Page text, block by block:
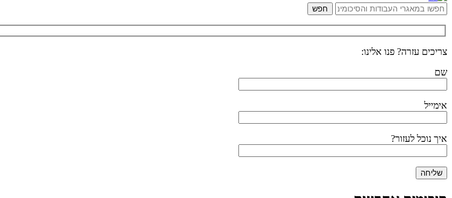
צריכים עזרה? פנו אלינו:
שם
אימייל
איך נוכל לעזור?